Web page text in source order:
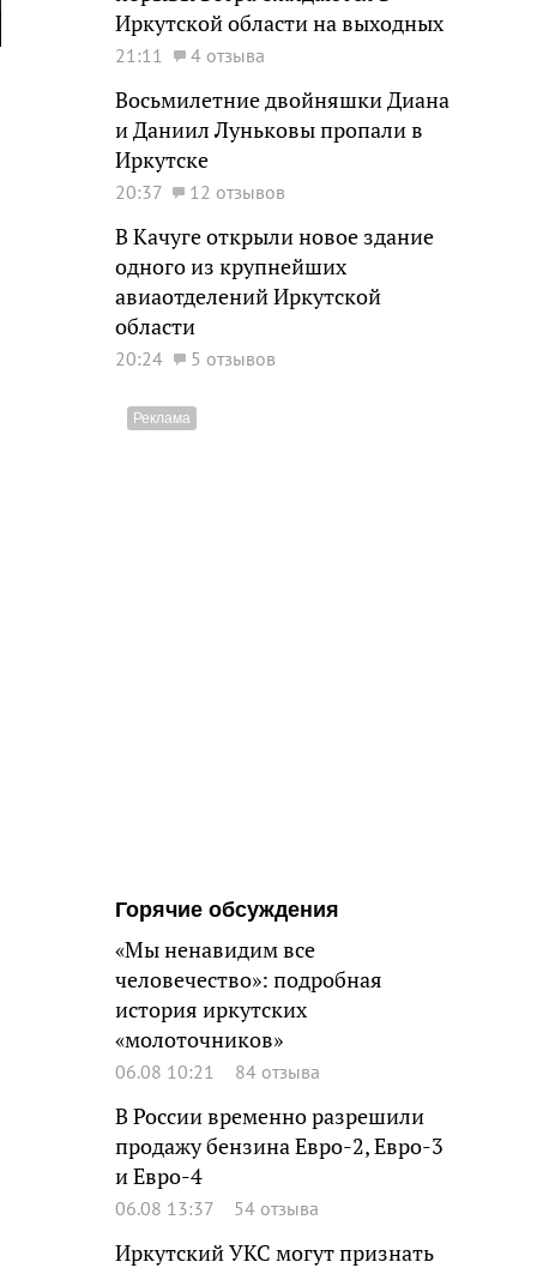
Иркутской области на выходных
21:11 4 отзыва
Восьмилетние двойняшки Диана
и Даниил Луньковы пропали в
Иркутске
20:37 12 отзывов
В Качуге открыли новое здание
одного из крупнейших
авиаотделений Иркутской
области
20:24 5 отзывов
Горячие обсуждения
«Мы ненавидим все
человечество»: подробная
история иркутских
«молоточников»
06.08 10:21 84 отзыва
В России временно разрешили
продажу бензина Евро-2, Евро-3
и Евро-4
06.08 13:37 54 отзыва
Иркутский УКС могут признать